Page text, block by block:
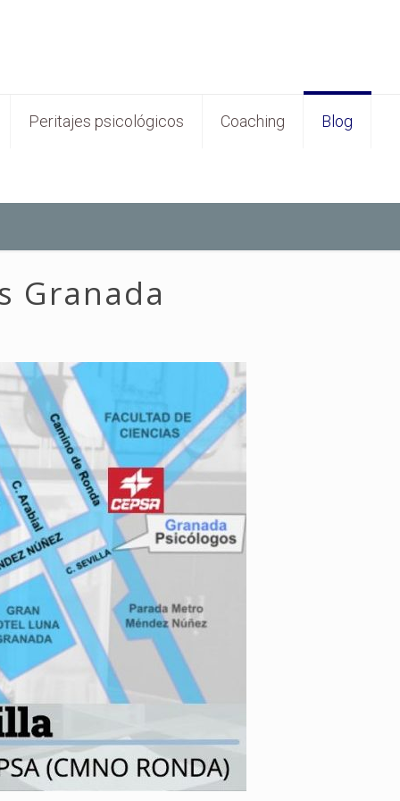
Peritajes psicológicos Coaching Blog
Granada